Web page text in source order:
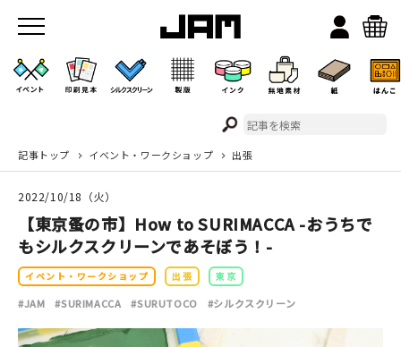
JAMのこと
お店/ワークスペース
記事トップ イベント・ワークショップ 出張
2022/10/18（火）
【東京蚤の市】How to SURIMACCA -おうちで
もシルクスクリーンであそぼう！-
イベント・ワークショップ 出張 東京
#JAM #SURIMACCA #SURUTOCO #シルクスクリーン